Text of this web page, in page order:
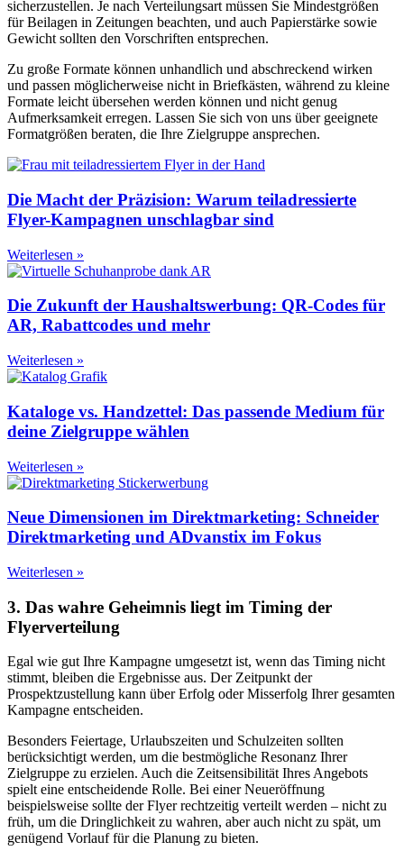
sicherzustellen. Je nach Verteilungsart müssen Sie Mindestgrößen
für Beilagen in Zeitungen beachten, und auch Papierstärke sowie
Gewicht sollten den Vorschriften entsprechen.
Zu große Formate können unhandlich und abschreckend wirken
und passen möglicherweise nicht in Briefkästen, während zu kleine
Formate leicht übersehen werden können und nicht genug
Aufmerksamkeit erregen. Lassen Sie sich von uns über geeignete
Formatgrößen beraten, die Ihre Zielgruppe ansprechen.
Die Macht der Präzision: Warum teiladressierte
Flyer-Kampagnen unschlagbar sind
Weiterlesen »
Die Zukunft der Haushaltswerbung: QR-Codes für
AR, Rabattcodes und mehr
Weiterlesen »
Kataloge vs. Handzettel: Das passende Medium für
deine Zielgruppe wählen
Weiterlesen »
Neue Dimensionen im Direktmarketing: Schneider
Direktmarketing und ADvanstix im Fokus
Weiterlesen »
3. Das wahre Geheimnis liegt im Timing der
Flyerverteilung
Egal wie gut Ihre Kampagne umgesetzt ist, wenn das Timing nicht
stimmt, bleiben die Ergebnisse aus. Der Zeitpunkt der
Prospektzustellung kann über Erfolg oder Misserfolg Ihrer gesamten
Kampagne entscheiden.
Besonders Feiertage, Urlaubszeiten und Schulzeiten sollten
berücksichtigt werden, um die bestmögliche Resonanz Ihrer
Zielgruppe zu erzielen. Auch die Zeitsensibilität Ihres Angebots
spielt eine entscheidende Rolle. Bei einer Neueröffnung
beispielsweise sollte der Flyer rechtzeitig verteilt werden – nicht zu
früh, um die Dringlichkeit zu wahren, aber auch nicht zu spät, um
genügend Vorlauf für die Planung zu bieten.